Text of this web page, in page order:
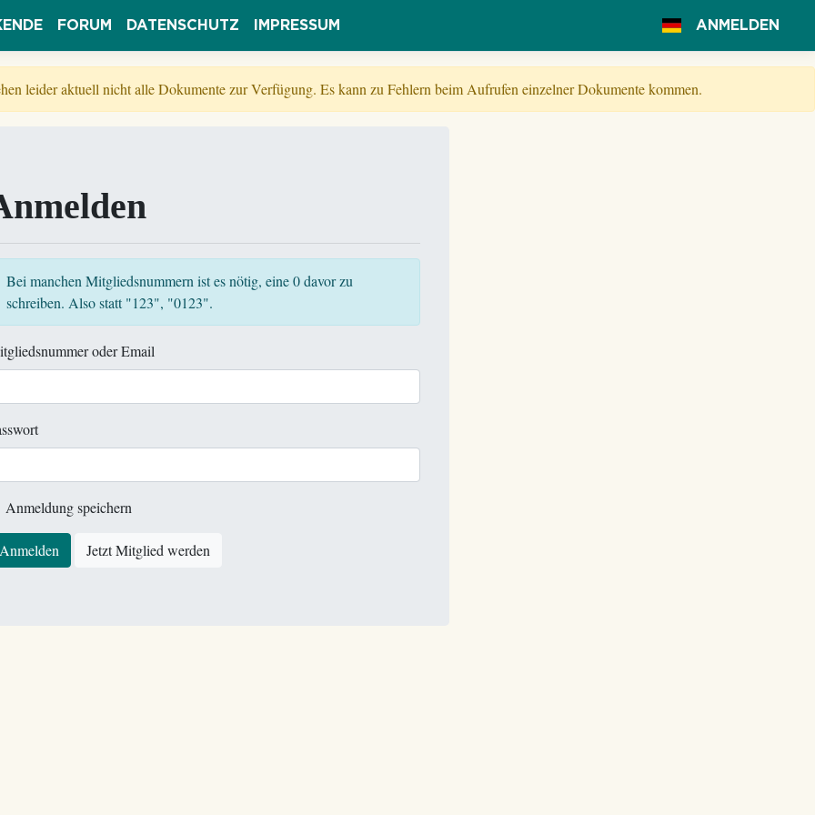
FORUM DATENSCHUTZ IMPRESSUM ANMELDEN
leider aktuell nicht alle Dokumente zur Verfügung. Es kann zu Fehlern beim Aufrufen einzelner Dokumente kommen.
Bei manchen Mitgliedsnummern ist es nötig, eine 0 davor zu
schreiben. Also statt "123", "0123".
oder Email
Anmeldung speichern
Anmelden Jetzt Mitglied werden